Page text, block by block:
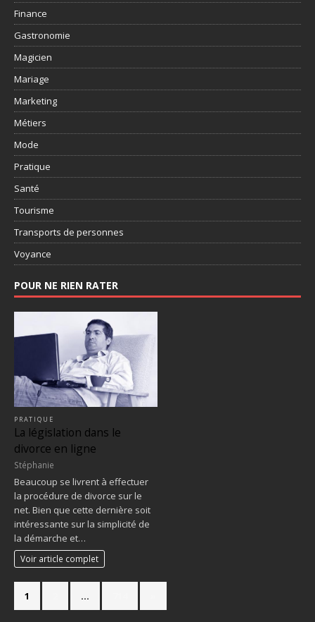
Finance
Gastronomie
Magicien
Mariage
Marketing
Métiers
Mode
Pratique
Santé
Tourisme
Transports de personnes
Voyance
POUR NE RIEN RATER
PRATIQUE
La législation dans le
divorce en ligne
Stéphanie
Beaucoup se livrent à effectuer
la procédure de divorce sur le
net. Bien que cette dernière soit
intéressante sur la simplicité de
la démarche et…
Voir article complet
1 …